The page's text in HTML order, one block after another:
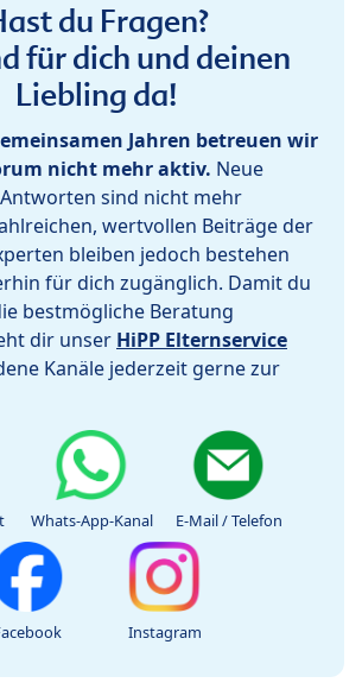
du Fragen?
für dich und deinen
Liebling da!
Jahren betreuen wir
nicht mehr aktiv. Neue
sind nicht mehr
wertvollen Beiträge der
bleiben jedoch bestehen
für dich zugänglich. Damit du
bestmögliche Beratung
dir unser HiPP Elternservice
Kanäle jederzeit gerne zur
Whats-App-Kanal E-Mail / Telefon
Instagram